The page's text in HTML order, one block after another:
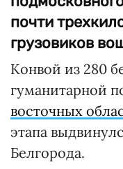
почти
грузовиков
Конвой из 280
гуманитарной
восточных
этапа
Белгорода.